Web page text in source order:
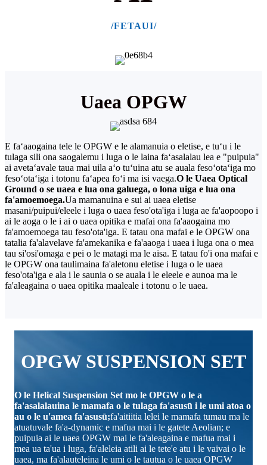
/FETAUI/
Uaea OPGW
E faʻaaogaina tele le OPGW e le alamanuia o eletise, e tuʻu i le
tulaga sili ona saogalemu i luga o le laina faʻasalalau lea e "puipuia"
ai avetaʻavale taua mai uila aʻo tuʻuina atu se auala fesoʻotaʻiga mo
fesoʻotaʻiga i totonu faʻapea foʻi ma isi vaega.O le Uaea Optical
Ground o se uaea e lua ona galuega, o lona uiga e lua ona
fa'amoemoega.Ua mamanuina e sui ai uaea eletise
masani/puipui/eleele i luga o uaea feso'ota'iga i luga ae fa'aopoopo i
ai le aoga o le i ai o uaea opitika e mafai ona fa'aaogaina mo
fa'amoemoega tau feso'ota'iga. E tatau ona mafai e le OPGW ona
tatalia fa'alavelave fa'amekanika e fa'aaoga i uaea i luga ona o mea
tau si'osi'omaga e pei o le matagi ma le aisa. E tatau fo'i ona mafai e
le OPGW ona taulimaina fa'aletonu eletise i luga o le uaea
feso'ota'iga e ala i le saunia o se auala i le eleele e aunoa ma le
fa'aleagaina o uaea opitika maaleale i totonu o le uaea.
OPGW SUSPENSION SET
O le Helical Suspension Set mo le OPGW o le a
fa'asalalauina le mamafa o le tulaga fa'asusū i le umi atoa o
au o le u'amea fa'asusū;fa'aitiitia lelei le mamafa tumau ma le
atuatuvale fa'a-dynamic e mafua mai i le gatete Aeolian; e
puipuia ai le uaea OPGW mai le fa'aleagaina e mafua mai i
mea ua ta'ua i luga, fa'aleleia atili ai le tete'e atu i le vaivai o le
uaea, ma fa'alauteleina le umi o le tautua o le uaea OPGW